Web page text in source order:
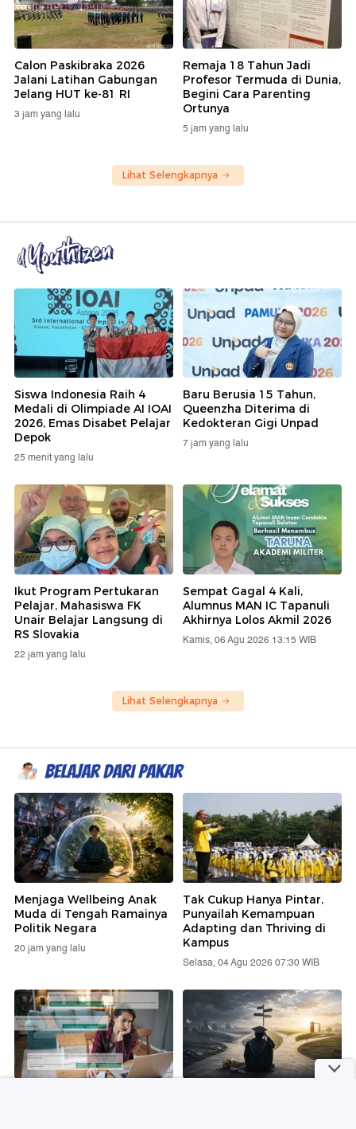
Calon Paskibraka 2026
Jalani Latihan Gabungan
Jelang HUT ke-81 RI
3 jam yang lalu
Remaja 18 Tahun Jadi
Profesor Termuda di Dunia,
Begini Cara Parenting
Ortunya
5 jam yang lalu
Lihat Selengkapnya
Siswa Indonesia Raih 4
Medali di Olimpiade AI IOAI
2026, Emas Disabet Pelajar
Depok
25 menit yang lalu
Baru Berusia 15 Tahun,
Queenzha Diterima di
Kedokteran Gigi Unpad
7 jam yang lalu
Ikut Program Pertukaran
Pelajar, Mahasiswa FK
Unair Belajar Langsung di
RS Slovakia
22 jam yang lalu
Sempat Gagal 4 Kali,
Alumnus MAN IC Tapanuli
Akhirnya Lolos Akmil 2026
Kamis, 06 Agu 2026 13:15 WIB
Lihat Selengkapnya
Menjaga Wellbeing Anak
Muda di Tengah Ramainya
Politik Negara
20 jam yang lalu
Tak Cukup Hanya Pintar,
Punyailah Kemampuan
Adapting dan Thriving di
Kampus
Selasa, 04 Agu 2026 07:30 WIB